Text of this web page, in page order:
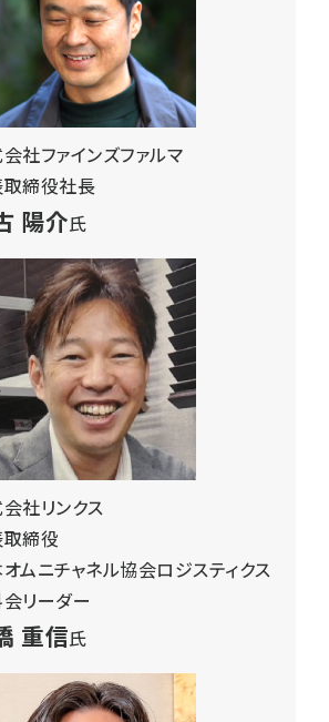
社ファインズファルマ
締役社長
陽介氏
社リンクス
締役
ムニチャネル協会ロジスティクス
リーダー
重信氏